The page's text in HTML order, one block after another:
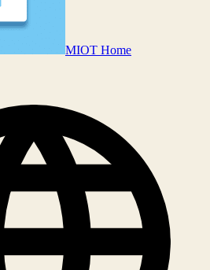
MIOT Home